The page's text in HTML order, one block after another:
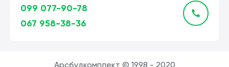
099 077-90-78
067 958-38-36
Арсбудкомплект © 1998 - 2020